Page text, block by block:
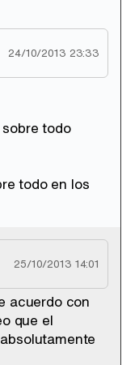
24/10/2013 23:33
todo
todo en los
25/10/2013 14:01
acuerdo con
que el